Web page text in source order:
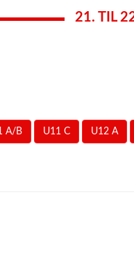
21. TIL
A/B U11 C U12 A